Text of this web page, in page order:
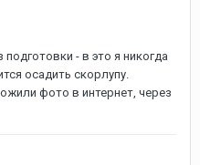
- в это я никогда
осадить скорлупу.
фото в интернет, через